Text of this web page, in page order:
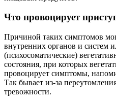
Что провоцирует
Причиной таких симптомов
внутренних органов и систем
(психосоматические)
состояния, при которых
провоцирует симптомы,
Так бывает из-за
тревожности.